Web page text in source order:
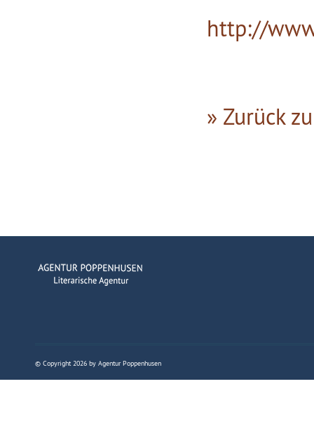
http://
» Zurück
© Copyright 2026 by Agentur Poppenhusen